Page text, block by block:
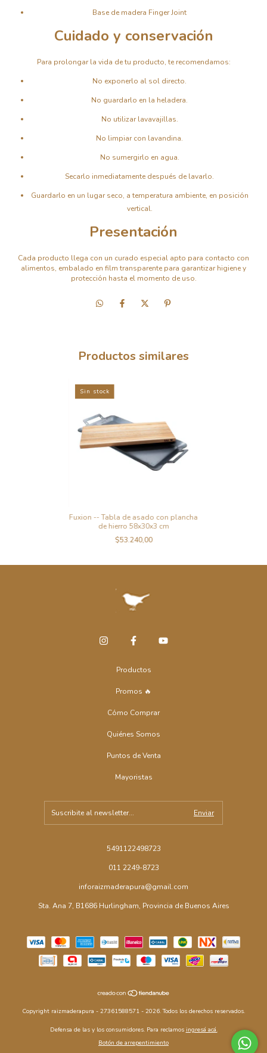
Base de madera Finger Joint
Cuidado y conservación
Para prolongar la vida de tu producto, te recomendamos:
No exponerlo al sol directo.
No guardarlo en la heladera.
No utilizar lavavajillas.
No limpiar con lavandina.
No sumergirlo en agua.
Secarlo inmediatamente después de lavarlo.
Guardarlo en un lugar seco, a temperatura ambiente, en posición
vertical.
Presentación
Cada producto llega con un curado especial apto para contacto con
alimentos, embalado en film transparente para garantizar higiene y
protección hasta el momento de uso.
Productos similares
Sin stock
Fuxion -- Tabla de asado con plancha
de hierro 58x30x3 cm
$53.240,00
Productos
Promos 🔥
Cómo Comprar
Quiénes Somos
Puntos de Venta
Mayoristas
5491122498723
011 2249-8723
inforaizmaderapura@gmail.com
Sta. Ana 7, B1686 Hurlingham, Provincia de Buenos Aires
Copyright raizmaderapura - 27361588571 - 2026. Todos los derechos reservados.
Defensa de las y los consumidores. Para reclamos ingresá acá.
Botón de arrepentimiento